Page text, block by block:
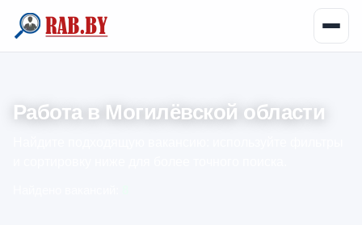
Работа в Могилёвской области